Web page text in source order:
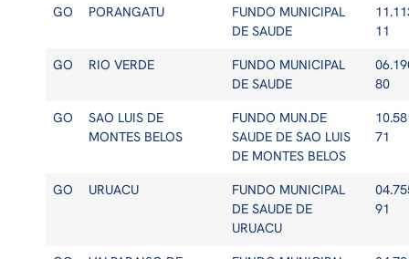
GO PORANGATU
FUNDO MUNICIPAL
DE SAUDE
11
GO RIO VERDE
FUNDO MUNICIPAL
DE SAUDE
80
GO
SAO LUIS DE
MONTES BELOS
FUNDO MUN.DE
SAUDE DE SAO LUIS
DE MONTES BELOS
71
GO URUACU
FUNDO MUNICIPAL
DE SAUDE DE
URUACU
91